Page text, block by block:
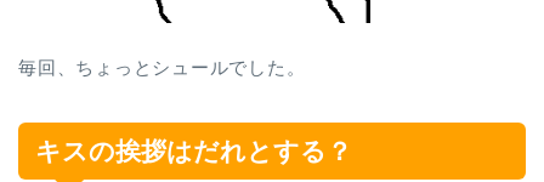
毎回、ちょっとシュールでした。
キスの挨拶はだれとする？